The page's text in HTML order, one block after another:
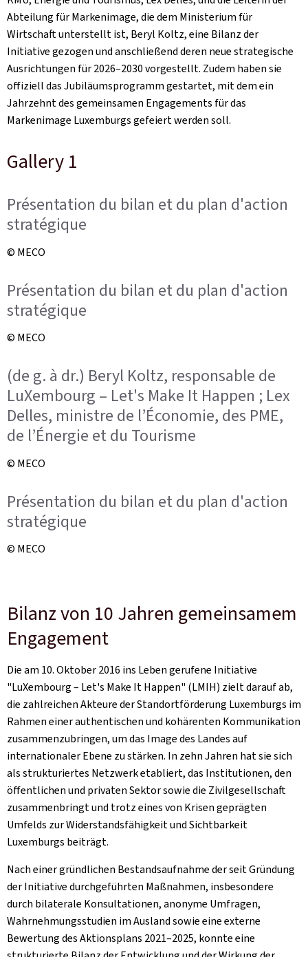
Abteilung für Markenimage, die dem Ministerium für
Wirtschaft unterstellt ist, Beryl Koltz, eine Bilanz der
Initiative gezogen und anschließend deren neue strategische
Ausrichtungen für 2026–2030 vorgestellt. Zudem haben sie
offiziell das Jubiläumsprogramm gestartet, mit dem ein
Jahrzehnt des gemeinsamen Engagements für das
Markenimage Luxemburgs gefeiert werden soll.
Gallery 1
Présentation du bilan et du plan d'action
stratégique
© MECO
Présentation du bilan et du plan d'action
stratégique
© MECO
(de g. à dr.) Beryl Koltz, responsable de
LuXembourg – Let's Make It Happen ; Lex
Delles, ministre de l’Économie, des PME,
de l’Énergie et du Tourisme
© MECO
Présentation du bilan et du plan d'action
stratégique
© MECO
Bilanz von 10 Jahren gemeinsamem
Engagement
Die am 10. Oktober 2016 ins Leben gerufene Initiative
"LuXembourg – Let's Make It Happen" (LMIH) zielt darauf ab,
die zahlreichen Akteure der Standortförderung Luxemburgs im
Rahmen einer authentischen und kohärenten Kommunikation
zusammenzubringen, um das Image des Landes auf
internationaler Ebene zu stärken. In zehn Jahren hat sie sich
als strukturiertes Netzwerk etabliert, das Institutionen, den
öffentlichen und privaten Sektor sowie die Zivilgesellschaft
zusammenbringt und trotz eines von Krisen geprägten
Umfelds zur Widerstandsfähigkeit und Sichtbarkeit
Luxemburgs beiträgt.
Nach einer gründlichen Bestandsaufnahme der seit Gründung
der Initiative durchgeführten Maßnahmen, insbesondere
durch bilaterale Konsultationen, anonyme Umfragen,
Wahrnehmungsstudien im Ausland sowie eine externe
Bewertung des Aktionsplans 2021–2025, konnte eine